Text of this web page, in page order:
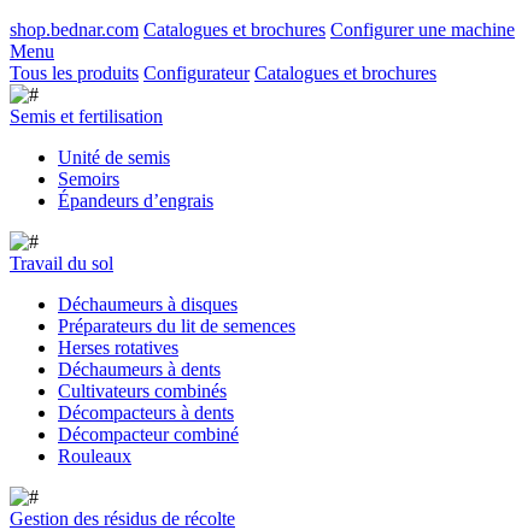
shop.bednar.com Catalogues et brochures Configurer une machine
Menu
Tous les produits Configurateur Catalogues et brochures
Semis et fertilisation
Unité de semis
Semoirs
Épandeurs d’engrais
Travail du sol
Déchaumeurs à disques
Préparateurs du lit de semences
Herses rotatives
Déchaumeurs à dents
Cultivateurs combinés
Décompacteurs à dents
Décompacteur combiné
Rouleaux
Gestion des résidus de récolte